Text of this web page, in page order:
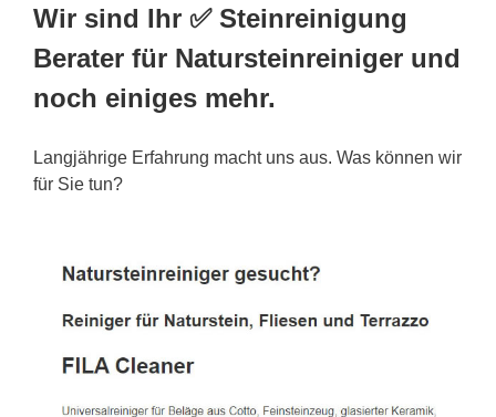
Wir sind Ihr ✅ Steinreinigung
Berater für Natursteinreiniger und
noch einiges mehr.
Langjährige Erfahrung macht uns aus. Was können wir
für Sie tun?